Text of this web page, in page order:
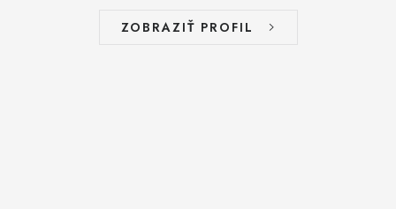
ZOBRAZIŤ PROFIL